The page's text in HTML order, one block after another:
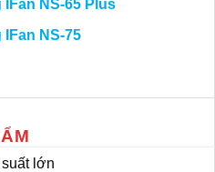
NS-65 Plus
NS-75
lớn